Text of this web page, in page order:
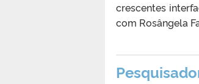
crescentes
com Rosângela